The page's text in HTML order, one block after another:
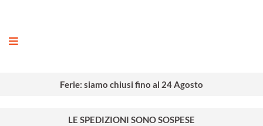
Ferie: siamo chiusi fino al 24 Agosto
LE SPEDIZIONI SONO SOSPESE